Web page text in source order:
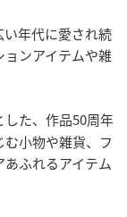
年代に愛され続
ョンアイテムや雑
した、作品50周年
小物や雑貨、フ
ふれるアイテム